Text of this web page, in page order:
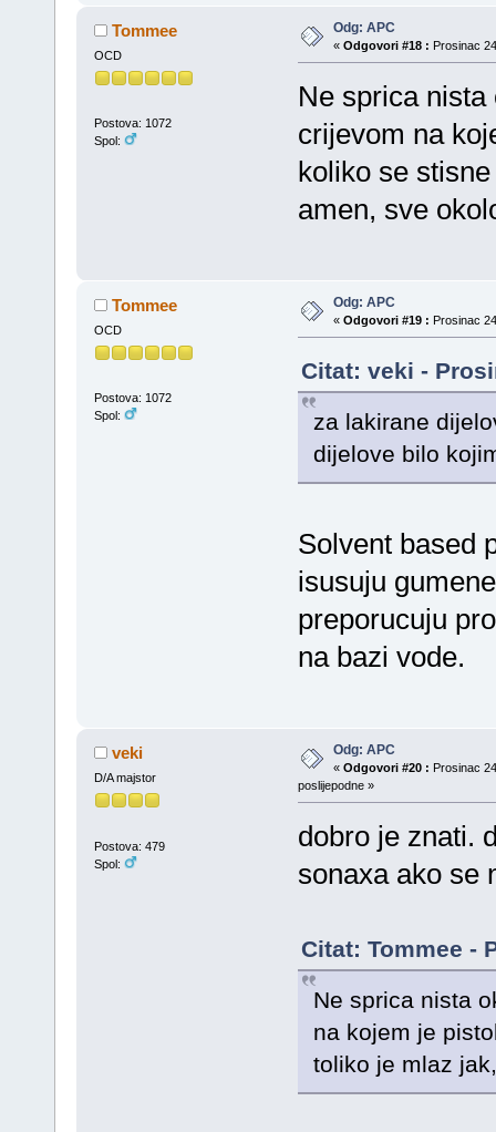
Tommee
OCD
Postova: 1072
Spol:
Odg: APC
« Odgovori #18 : Prosinac
Ne sprica
crijevom na
koliko se
amen, sve
Tommee
OCD
Postova: 1072
Spol:
Odg: APC
« Odgovori #19 : Prosinac
Citat: veki -
za lakirane
dijelove bilo
Solvent based
isusuju
preporucuju
na bazi vode.
veki
D/A majstor
Postova: 479
Spol:
Odg: APC
« Odgovori #20 : Prosinac
poslijepodne »
dobro je znati.
sonaxa ako se
Citat: Tommee -
Ne sprica nista
na kojem je
toliko je mlaz